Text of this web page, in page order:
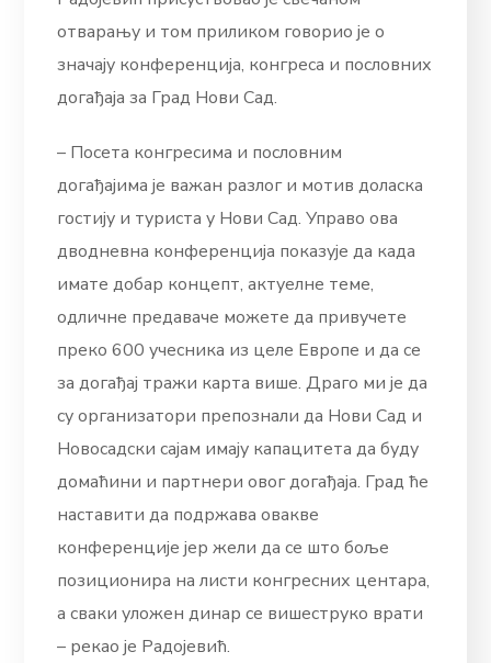
отварању и том приликом говорио је о
значају конференција, конгреса и пословних
догађаја за Град Нови Сад.
– Посета конгресима и пословним
догађајима је важан разлог и мотив доласка
гостију и туриста у Нови Сад. Управо ова
дводневна конференција показује да када
имате добар концепт, актуелне теме,
одличне предаваче можете да привучете
преко 600 учесника из целе Европе и да се
за догађај тражи карта више. Драго ми је да
су организатори препознали да Нови Сад и
Новосадски сајам имају капацитета да буду
домаћини и партнери овог догађаја. Град ће
наставити да подржава овакве
конференције јер жели да се што боље
позиционира на листи конгресних центара,
а сваки уложен динар се вишеструко врати
– рекао је Радојевић.